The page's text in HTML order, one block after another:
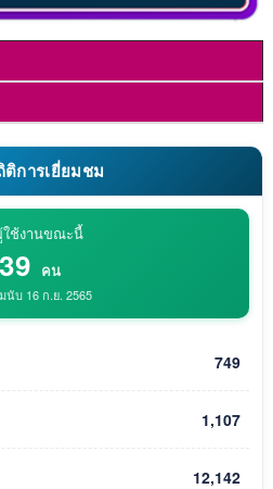
ติการเยี่ยมชม
ใช้งานขณะนี้
39 คน
นับ 16 ก.ย. 2565
749
1,107
12,142